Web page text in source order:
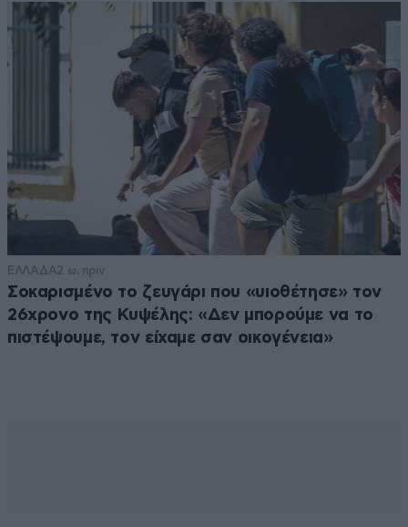
ΕΛΛΑΔΑ2 ω. πριν
Σοκαρισμένο το ζευγάρι που «υιοθέτησε» τον
26χρονο της Κυψέλης: «Δεν μπορούμε να το
πιστέψουμε, τον είχαμε σαν οικογένεια»